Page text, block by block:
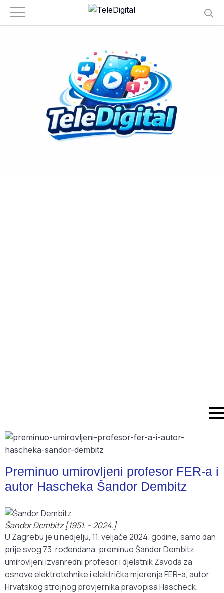
Preminuo umirovljeni profesor FER-a i
autor Hascheka Šandor Dembitz
Šandor Dembitz [1951. – 2024.]
U Zagrebu je u nedjelju, 11. veljače 2024. godine, samo dan
prije svog 73. rođendana, preminuo Šandor Dembitz,
umirovljeni izvanredni profesor i djelatnik Zavoda za
osnove elektrotehnike i električka mjerenja FER-a, autor
Hrvatskog strojnog provjernika pravopisa Hascheck.